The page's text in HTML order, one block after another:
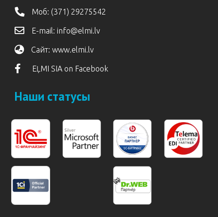
Моб: (371) 29275542
E-mail: info@elmi.lv
Сайт: www.elmi.lv
EĻMI SIA on Facebook
Наши статусы